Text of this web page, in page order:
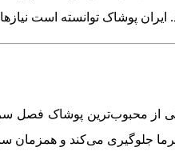
ایران پوشاک توانسته است
از محبوب‌ترین پوشاک فصل
جلوگیری می‌کند و همزمان